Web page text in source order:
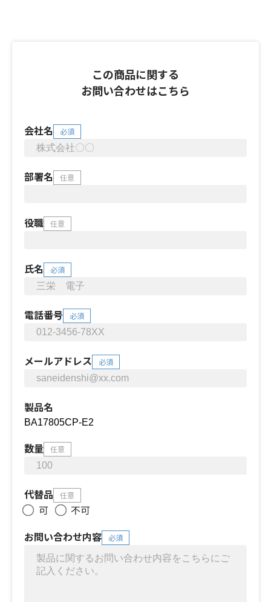
この商品に関する
お問い合わせはこちら
会社名 必須
部署名 任意
役職 任意
氏名 必須
電話番号 必須
メールアドレス 必須
製品名
数量 任意
代替品 任意
可
不可
お問い合わせ内容
必須